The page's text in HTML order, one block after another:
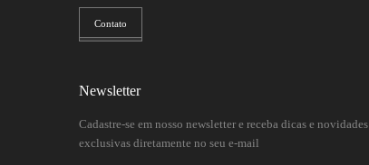
Contato
Newsletter
Cadastre-se em nosso newsletter e receba dicas e novidades
exclusivas diretamente no seu e-mail